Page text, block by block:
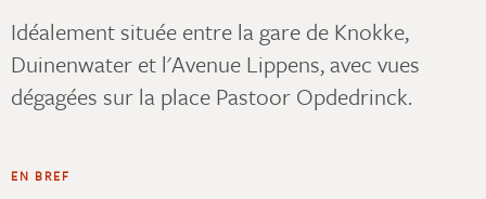
Idéalement située entre la gare de Knokke,
Duinenwater et l'Avenue Lippens, avec vues
dégagées sur la place Pastoor Opdedrinck.
EN BREF